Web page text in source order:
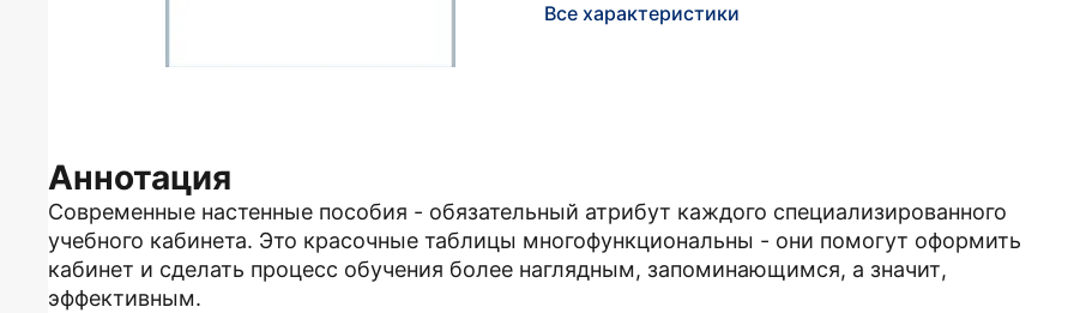
Все характеристики
Аннотация
Современные настенные пособия - обязательный атрибут каждого специализированного
учебного кабинета. Это красочные таблицы многофункциональны - они помогут оформить
кабинет и сделать процесс обучения более наглядным, запоминающимся, а значит,
эффективным.